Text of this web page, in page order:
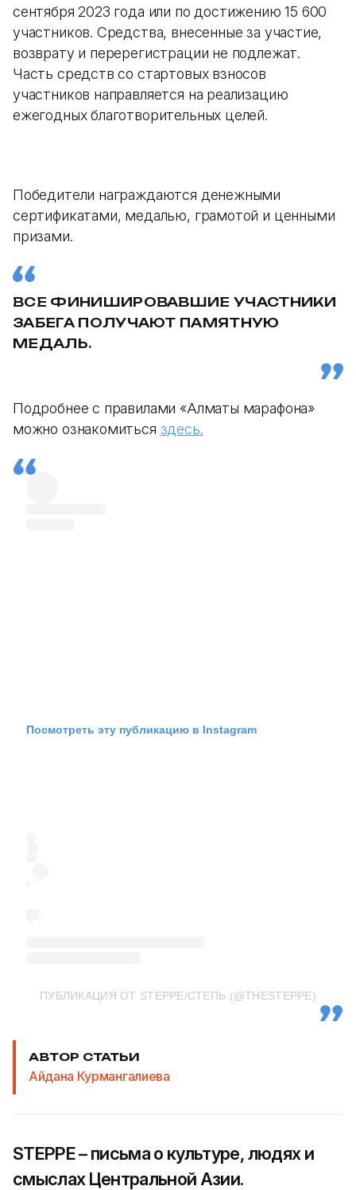
сентября 2023 года или по достижению 15 600
участников. Средства, внесенные за участие,
возврату и перерегистрации не подлежат.
Часть средств со стартовых взносов
участников направляется на реализацию
ежегодных благотворительных целей.
Победители награждаются денежными
сертификатами, медалью, грамотой и ценными
призами.
ВСЕ ФИНИШИРОВАВШИЕ УЧАСТНИКИ
ЗАБЕГА ПОЛУЧАЮТ ПАМЯТНУЮ
МЕДАЛЬ.
Подробнее с правилами «Алматы марафона»
можно ознакомиться здесь.
Посмотреть эту публикацию в Instagram
ПУБЛИКАЦИЯ ОТ STEPPE/СТЕПЬ (@THESTEPPE)
АВТОР СТАТЬИ
Айдана Курмангалиева
STEPPE – письма о культуре, людях и
смыслах Центральной Азии.